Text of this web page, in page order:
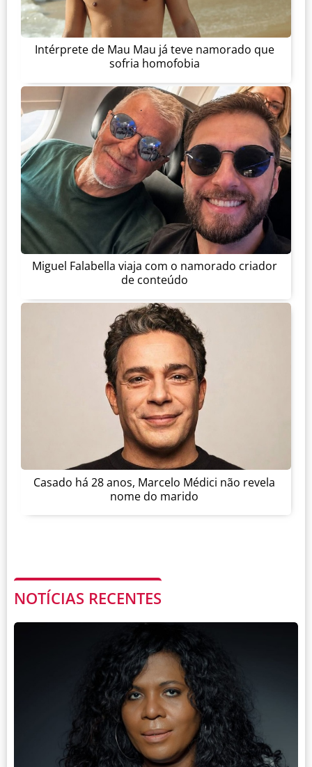
Intérprete de Mau Mau já teve namorado que
sofria homofobia
Miguel Falabella viaja com o namorado criador
de conteúdo
Casado há 28 anos, Marcelo Médici não revela
nome do marido
NOTÍCIAS RECENTES